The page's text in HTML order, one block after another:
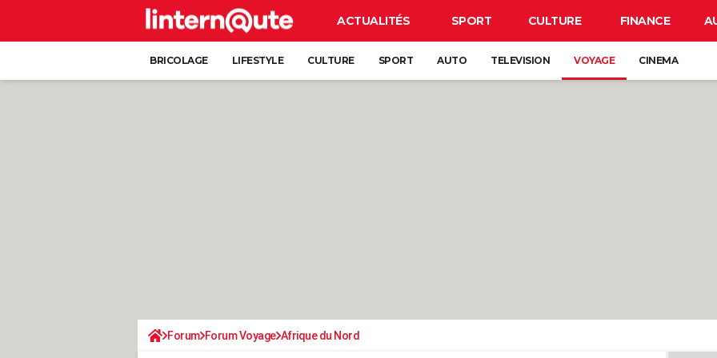
ACTUALITÉS SPORT CULTURE FINANCE
BRICOLAGE LIFESTYLE CULTURE SPORT AUTO TELEVISION VOYAGE CINEMA
Forum Forum Voyage Afrique du Nord